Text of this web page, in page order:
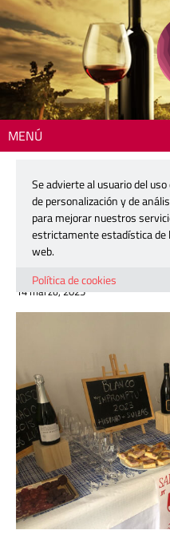
MENÚ
cata de sus vinos seleccionados
Utiel-Requena
mascletà» con
vinos
14 marzo, 2025
Se advierte al usuario del
de personalización y de
para mejorar nuestros
estrictamente estadística de
web.
Política de cookies